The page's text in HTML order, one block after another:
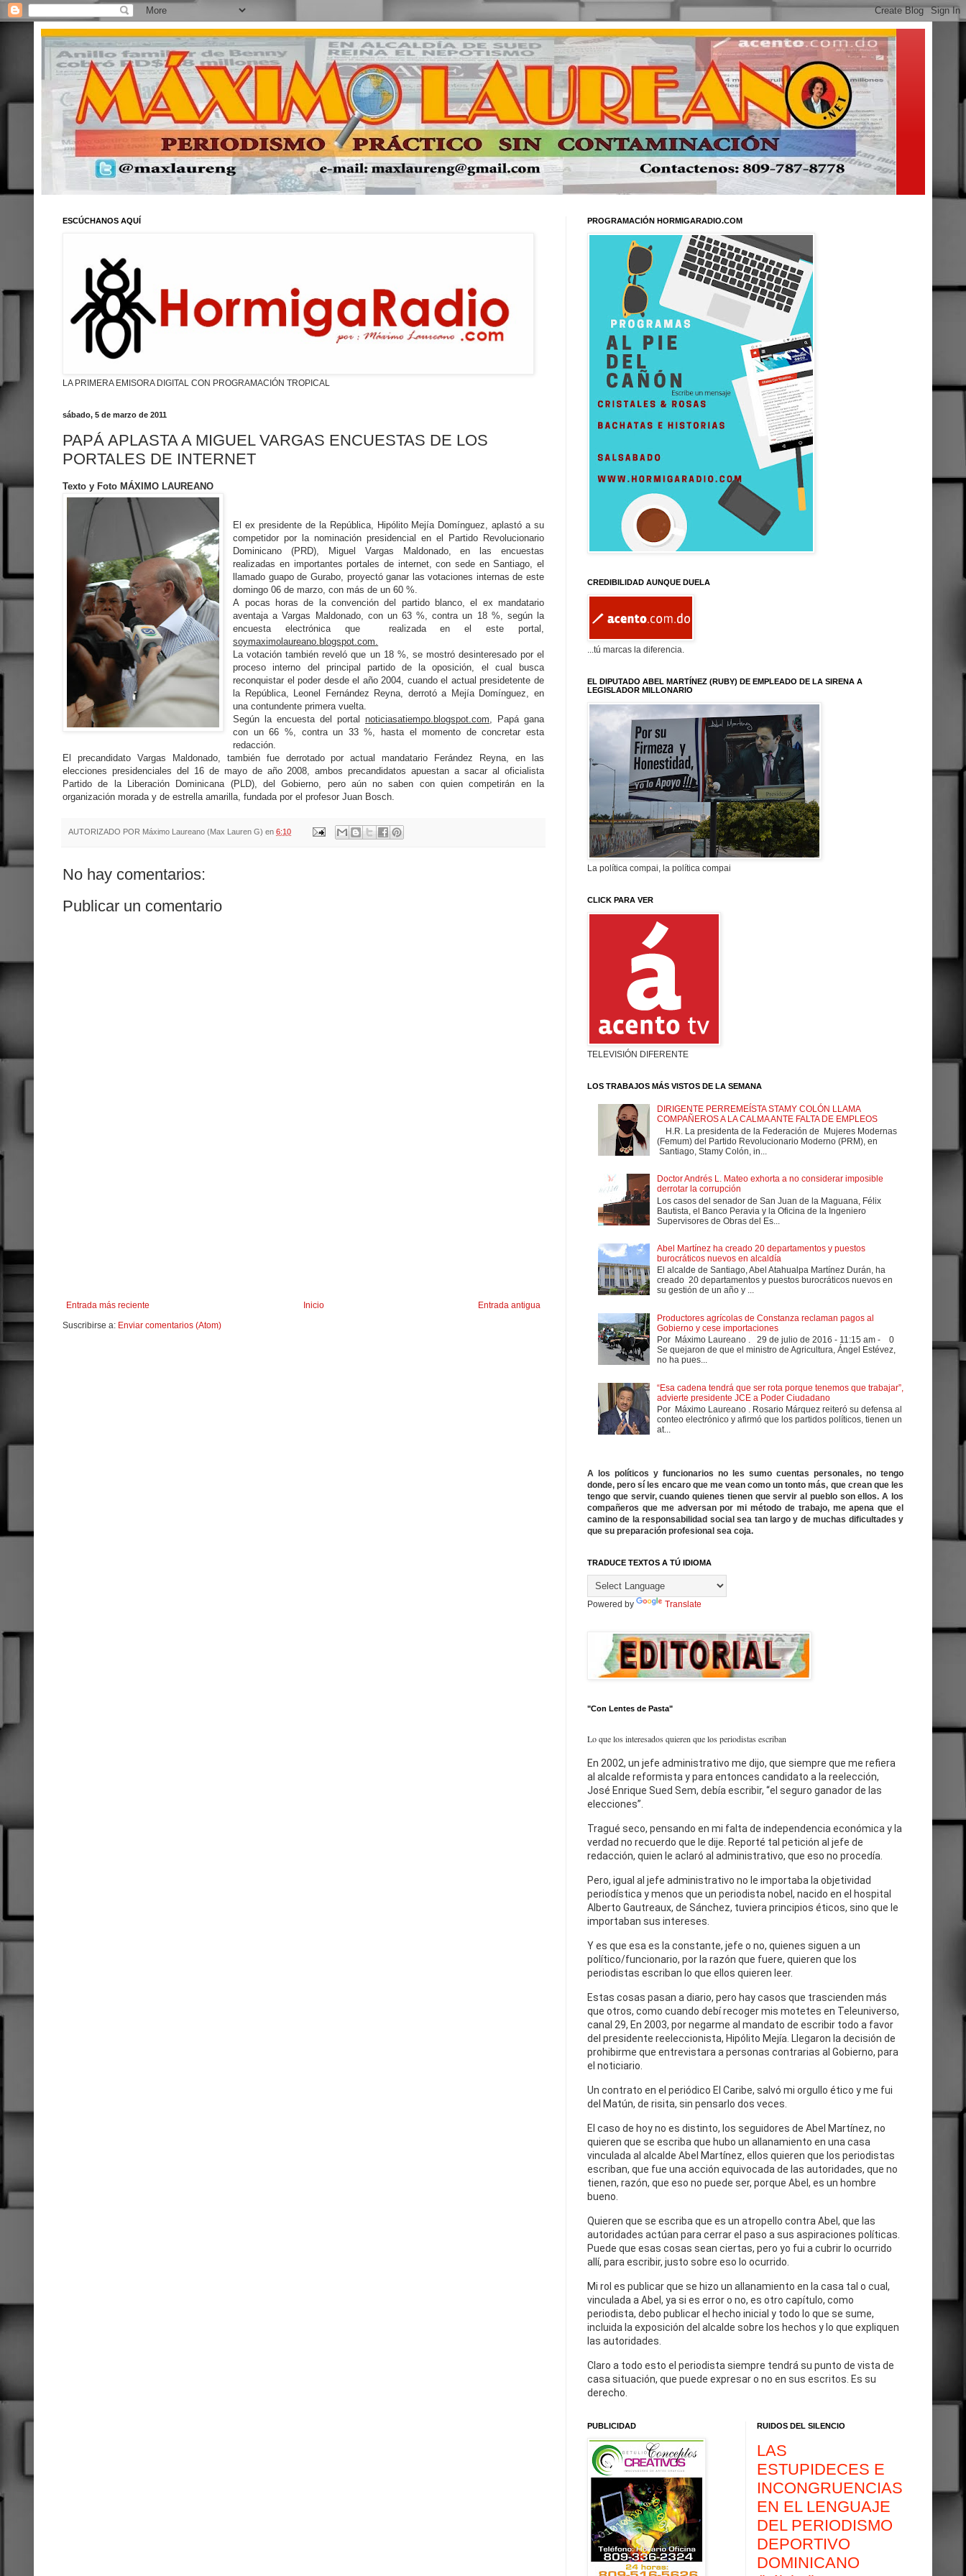
ESCÚCHANOS AQUÍ
LA PRIMERA EMISORA DIGITAL CON PROGRAMACIÓN TROPICAL
sábado, 5 de marzo de 2011
PAPÁ APLASTA A MIGUEL VARGAS ENCUESTAS DE LOS
PORTALES DE INTERNET
Texto y Foto MÁXIMO LAUREANO
El ex presidente de la República, Hipólito Mejía Domínguez, aplastó a su
competidor por la nominación presidencial en el Partido Revolucionario
Dominicano (PRD), Miguel Vargas Maldonado, en las encuestas
realizadas en importantes portales de internet, con sede en Santiago, el
llamado guapo de Gurabo, proyectó ganar las votaciones internas de este
domingo 06 de marzo, con más de un 60 %.
A pocas horas de la convención del partido blanco, el ex mandatario
aventaja a Vargas Maldonado, con un 63 %, contra un 18 %, según la
encuesta electrónica que realizada en el este portal,
soymaximolaureano.blogspot.com.
La votación también reveló que un 18 %, se mostró desinteresado por el
proceso interno del principal partido de la oposición, el cual busca
reconquistar el poder desde el año 2004, cuando el actual presidetente de
la República, Leonel Fernández Reyna, derrotó a Mejía Domínguez, en
una contundente primera vuelta.
Según la encuesta del portalnoticiasatiempo.blogspot.com , Papá gana
con un 66 %, contra un 33 %, hasta el momento de concretar esta
redacción.
El precandidato Vargas Maldonado, también fue derrotado por actual mandatario Ferández Reyna, en las
elecciones presidenciales del 16 de mayo de año 2008, ambos precandidatos apuestan a sacar al oficialista
Partido de la Liberación Dominicana (PLD), del Gobierno, pero aún no saben con quien competirán en la
organización morada y de estrella amarilla, fundada por el profesor Juan Bosch.
AUTORIZADO POR Máximo Laureano (Max Lauren G) en 6:10
No hay comentarios:
Publicar un comentario
Entrada más reciente Entrada antigua
Inicio
Suscribirse a: Enviar comentarios (Atom)
PROGRAMACIÓN HORMIGARADIO.COM
CREDIBILIDAD AUNQUE DUELA
...tú marcas la diferencia.
EL DIPUTADO ABEL MARTÍNEZ (RUBY) DE EMPLEADO DE LA SIRENA A
LEGISLADOR MILLONARIO
La política compai, la política compai
CLICK PARA VER
TELEVISIÓN DIFERENTE
LOS TRABAJOS MÁS VISTOS DE LA SEMANA
DIRIGENTE PERREMEÍSTA STAMY COLÓN LLAMA
COMPAÑEROS A LA CALMA ANTE FALTA DE EMPLEOS
H.R. La presidenta de la Federación de Mujeres Modernas
(Femum) del Partido Revolucionario Moderno (PRM), en
Santiago, Stamy Colón, in...
Doctor Andrés L. Mateo exhorta a no considerar imposible
derrotar la corrupción
Los casos del senador de San Juan de la Maguana, Félix
Bautista, el Banco Peravia y la Oficina de la Ingeniero
Supervisores de Obras del Es...
Abel Martínez ha creado 20 departamentos y puestos
burocráticos nuevos en alcaldía
El alcalde de Santiago, Abel Atahualpa Martínez Durán, ha
creado 20 departamentos y puestos burocráticos nuevos en
su gestión de un año y ...
Productores agrícolas de Constanza reclaman pagos al
Gobierno y cese importaciones
Por Máximo Laureano . 29 de julio de 2016 - 11:15 am - 0
Se quejaron de que el ministro de Agricultura, Ángel Estévez,
no ha pues...
“Esa cadena tendrá que ser rota porque tenemos que trabajar”,
advierte presidente JCE a Poder Ciudadano
Por Máximo Laureano . Rosario Márquez reiteró su defensa al
conteo electrónico y afirmó que los partidos políticos, tienen un
at...
A los políticos y funcionarios no les sumo cuentas personales, no tengo
donde, pero sí les encaro que me vean como un tonto más, que crean que les
tengo que servir, cuando quienes tienen que servir al pueblo son ellos. A los
compañeros que me adversan por mi método de trabajo, me apena que el
camino de la responsabilidad social sea tan largo y de muchas dificultades y
que su preparación profesional sea coja.
TRADUCE TEXTOS A TÚ IDIOMA
Powered by Translate
"Con Lentes de Pasta"
Lo que los interesados quieren que los periodistas escriban
En 2002, un jefe administrativo me dijo, que siempre que me refiera
al alcalde reformista y para entonces candidato a la reelección,
José Enrique Sued Sem, debía escribir, “el seguro ganador de las
elecciones”.
Tragué seco, pensando en mi falta de independencia económica y la
verdad no recuerdo que le dije. Reporté tal petición al jefe de
redacción, quien le aclaró al administrativo, que eso no procedía.
Pero, igual al jefe administrativo no le importaba la objetividad
periodística y menos que un periodista nobel, nacido en el hospital
Alberto Gautreaux, de Sánchez, tuviera principios éticos, sino que le
importaban sus intereses.
Y es que esa es la constante, jefe o no, quienes siguen a un
político/funcionario, por la razón que fuere, quieren que los
periodistas escriban lo que ellos quieren leer.
Estas cosas pasan a diario, pero hay casos que trascienden más
que otros, como cuando debí recoger mis motetes en Teleuniverso,
canal 29, En 2003, por negarme al mandato de escribir todo a favor
del presidente reeleccionista, Hipólito Mejía. Llegaron la decisión de
prohibirme que entrevistara a personas contrarias al Gobierno, para
el noticiario.
Un contrato en el periódico El Caribe, salvó mi orgullo ético y me fui
del Matún, de risita, sin pensarlo dos veces.
El caso de hoy no es distinto, los seguidores de Abel Martínez, no
quieren que se escriba que hubo un allanamiento en una casa
vinculada al alcalde Abel Martínez, ellos quieren que los periodistas
escriban, que fue una acción equivocada de las autoridades, que no
tienen, razón, que eso no puede ser, porque Abel, es un hombre
bueno.
Quieren que se escriba que es un atropello contra Abel, que las
autoridades actúan para cerrar el paso a sus aspiraciones políticas.
Puede que esas cosas sean ciertas, pero yo fui a cubrir lo ocurrido
allí, para escribir, justo sobre eso lo ocurrido.
Mi rol es publicar que se hizo un allanamiento en la casa tal o cual,
vinculada a Abel, ya si es error o no, es otro capítulo, como
periodista, debo publicar el hecho inicial y todo lo que se sume,
incluida la exposición del alcalde sobre los hechos y lo que expliquen
las autoridades.
Claro a todo esto el periodista siempre tendrá su punto de vista de
casa situación, que puede expresar o no en sus escritos. Es su
derecho.
PUBLICIDAD RUIDOS DEL SILENCIO
LAS
ESTUPIDECES E
INCONGRUENCIAS
EN EL LENGUAJE
DEL PERIODISMO
DEPORTIVO
DOMINICANO